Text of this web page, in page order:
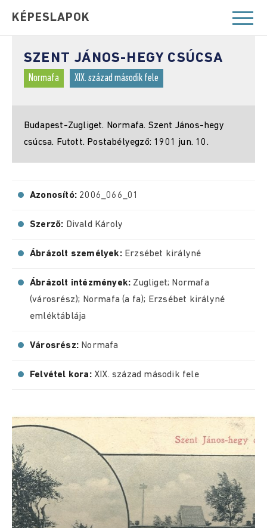
KÉPESLAPOK
SZENT JÁNOS-HEGY CSÚCSA
Normafa XIX. század második fele
Budapest-Zugliget. Normafa. Szent János-hegy
csúcsa. Futott. Postabélyegző: 1901 jun. 10.
Azonosító: 2006_066_01
Szerző: Divald Károly
Ábrázolt személyek: Erzsébet királyné
Ábrázolt intézmények: Zugliget; Normafa
(városrész); Normafa (a fa); Erzsébet királyné
emléktáblája
Városrész: Normafa
Felvétel kora: XIX. század második fele